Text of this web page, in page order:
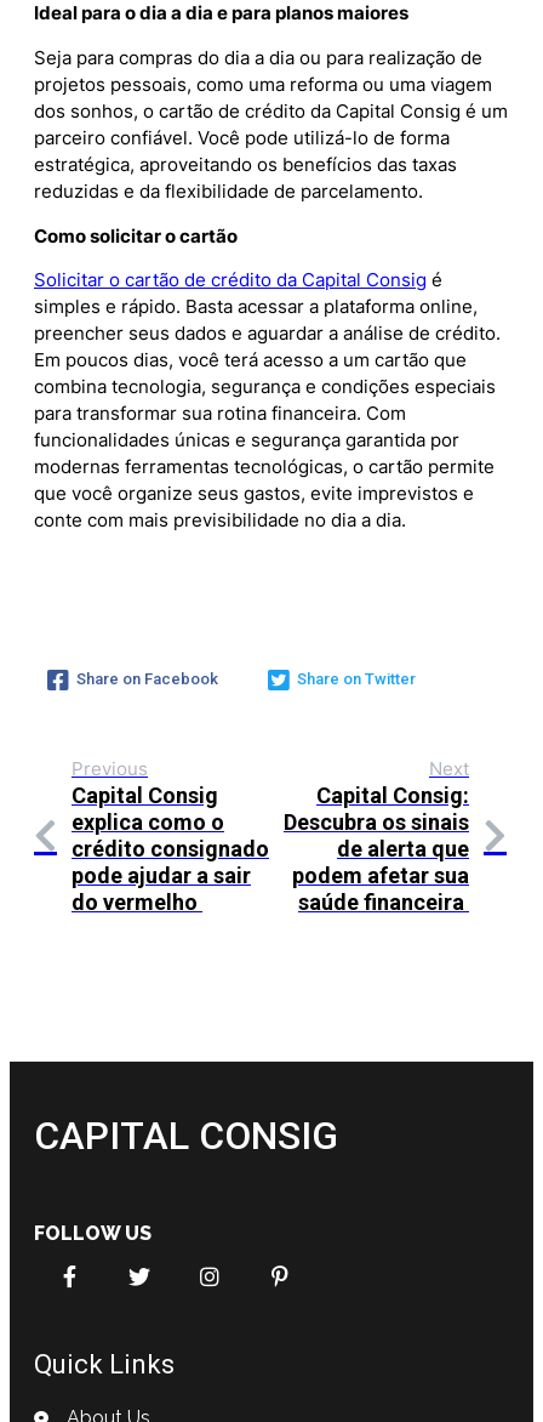
Ideal para o dia a dia e para planos maiores
Seja para compras do dia a dia ou para realização de
projetos pessoais, como uma reforma ou uma viagem
dos sonhos, o cartão de crédito da Capital Consig é um
parceiro confiável. Você pode utilizá-lo de forma
estratégica, aproveitando os benefícios das taxas
reduzidas e da flexibilidade de parcelamento.
Como solicitar o cartão
Solicitar o cartão de crédito da Capital Consig é
simples e rápido. Basta acessar a plataforma online,
preencher seus dados e aguardar a análise de crédito.
Em poucos dias, você terá acesso a um cartão que
combina tecnologia, segurança e condições especiais
para transformar sua rotina financeira. Com
funcionalidades únicas e segurança garantida por
modernas ferramentas tecnológicas, o cartão permite
que você organize seus gastos, evite imprevistos e
conte com mais previsibilidade no dia a dia.
Share on Facebook Share on Twitter
Previous
Capital Consig
explica como o
crédito consignado
pode ajudar a sair
do vermelho
Next
Capital Consig:
Descubra os sinais
de alerta que
podem afetar sua
saúde financeira
CAPITAL CONSIG
FOLLOW US
Quick Links